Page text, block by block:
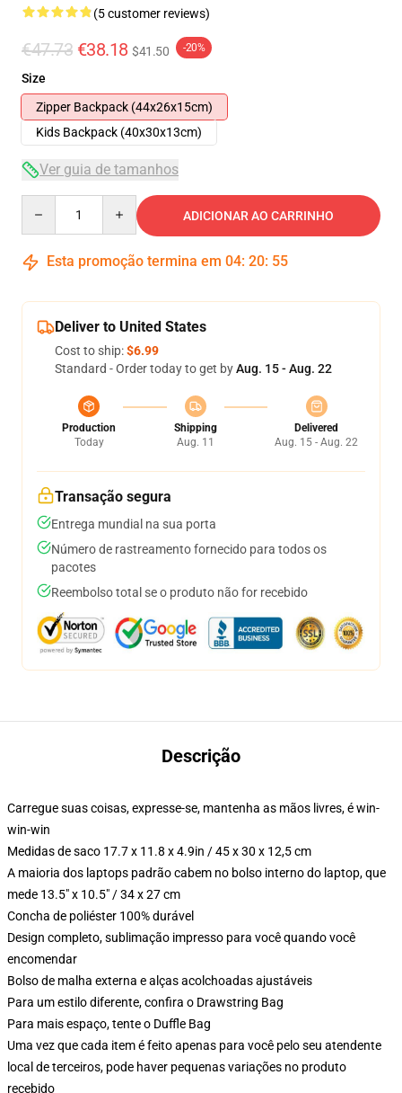
(5 customer reviews)
€47.73 €38.18 $41.50 -20%
Size
Zipper Backpack (44x26x15cm)
Kids Backpack (40x30x13cm)
Ver guia de tamanhos
ADICIONAR AO CARRINHO
Esta promoção termina em 04: 20: 54
Deliver to United States
Cost to ship:$6.99
Standard - Order today to get byAug. 15 - Aug. 22
Production
Today
Shipping
Aug. 11
Delivered
Aug. 15 - Aug. 22
Transação segura
Entrega mundial na sua porta
Número de rastreamento fornecido para todos os
pacotes
Reembolso total se o produto não for recebido
Descrição
Carregue suas coisas, expresse-se, mantenha as mãos livres, é win-
win-win
Medidas de saco 17.7 x 11.8 x 4.9in / 45 x 30 x 12,5 cm
A maioria dos laptops padrão cabem no bolso interno do laptop, que
mede 13.5" x 10.5" / 34 x 27 cm
Concha de poliéster 100% durável
Design completo, sublimação impresso para você quando você
encomendar
Bolso de malha externa e alças acolchoadas ajustáveis
Para um estilo diferente, confira o Drawstring Bag
Para mais espaço, tente o Duffle Bag
Uma vez que cada item é feito apenas para você pelo seu atendente
local de terceiros, pode haver pequenas variações no produto
recebido